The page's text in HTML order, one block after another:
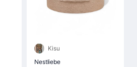
Kisu
Nestliebe